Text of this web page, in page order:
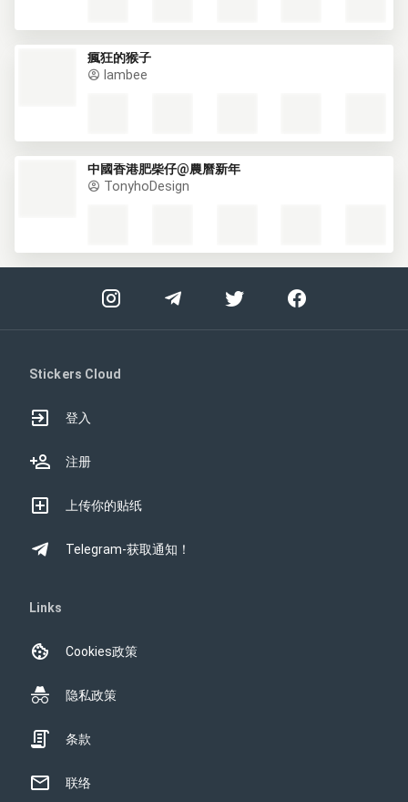
瘋狂的猴子
lambee
中國香港肥柴仔@農曆新年
TonyhoDesign
Stickers Cloud
登入
注册
上传你的贴纸
Telegram-获取通知！
Links
Cookies政策
隐私政策
条款
联络